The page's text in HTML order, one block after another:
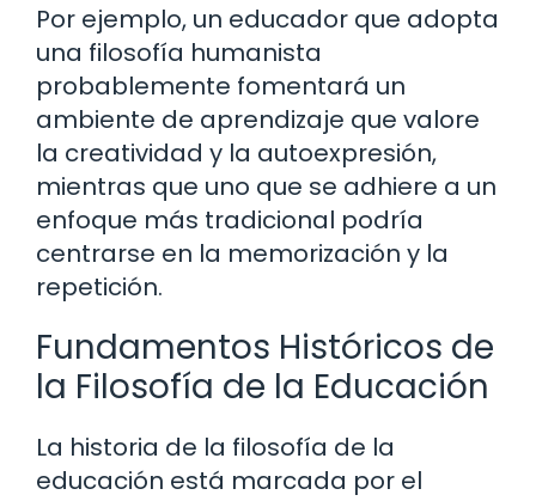
Por ejemplo, un educador que adopta
una filosofía humanista
probablemente fomentará un
ambiente de aprendizaje que valore
la creatividad y la autoexpresión,
mientras que uno que se adhiere a un
enfoque más tradicional podría
centrarse en la memorización y la
repetición.
Fundamentos Históricos de
la Filosofía de la Educación
La historia de la filosofía de la
educación está marcada por el